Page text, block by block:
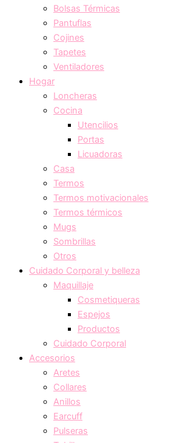
Bolsas Térmicas
Pantuflas
Cojines
Tapetes
Ventiladores
Hogar
Loncheras
Cocina
Utencilios
Portas
Licuadoras
Casa
Termos
Termos motivacionales
Termos térmicos
Mugs
Sombrillas
Otros
Cuidado Corporal y belleza
Maquillaje
Cosmetiqueras
Espejos
Productos
Cuidado Corporal
Accesorios
Aretes
Collares
Anillos
Earcuff
Pulseras